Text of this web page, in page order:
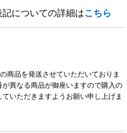
についての詳細はこちら
商品を発送させていただいておりま
異なる商品が御座いますので購入の
いただきますようお願い申し上げま